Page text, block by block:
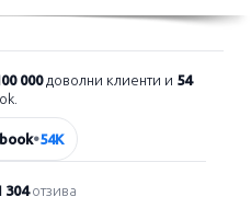
000доволни клиенти и 54
•54K
от 5
304отзива